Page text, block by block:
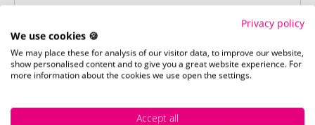
Stap 3:
Artikelvoorbeeld en goedkeuring
U ontvangt van ons een gratis
drukvoorbeeld met uw ontwerp. Zodra u
Privacy policy
We use cookies 🍪
We may place these for analysis of our visitor data, to improve our website,
show personalised content and to give you a great website experience. For
more information about the cookies we use open the settings.
Accept all